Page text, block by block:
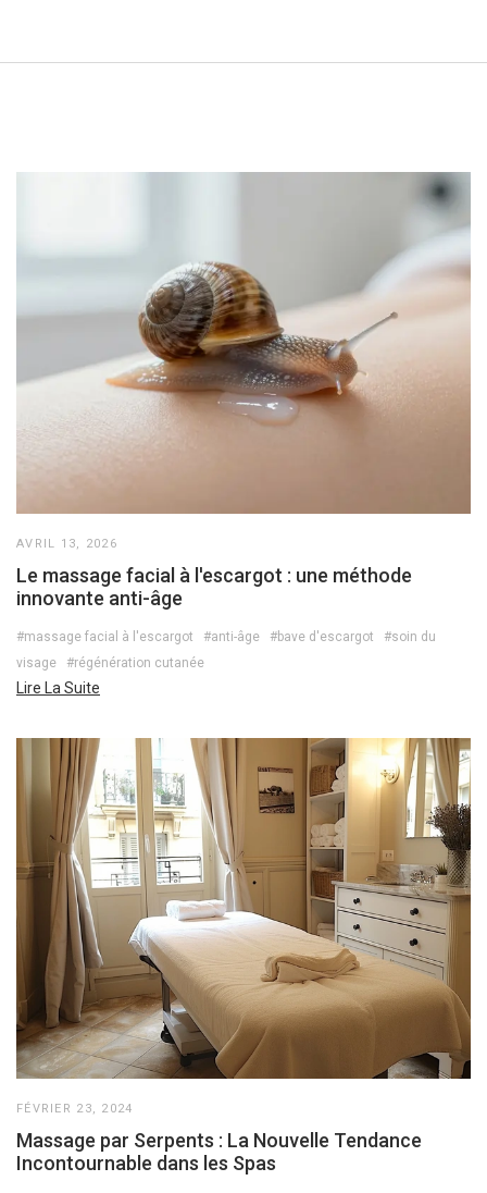
AVRIL 13, 2026
Le massage facial à l'escargot : une méthode
innovante anti-âge
#massage facial à l'escargot #anti-âge #bave d'escargot
#soin du
visage
#régénération cutanée
Lire La Suite
FÉVRIER 23, 2024
Massage par Serpents : La Nouvelle Tendance
Incontournable dans les Spas